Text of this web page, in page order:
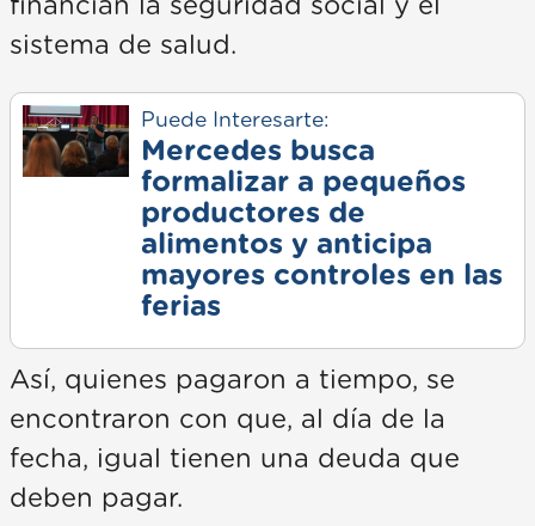
financian la seguridad social y el
sistema de salud.
Puede Interesarte:
Mercedes busca
formalizar a pequeños
productores de
alimentos y anticipa
mayores controles en las
ferias
Así, quienes pagaron a tiempo, se
encontraron con que, al día de la
fecha, igual tienen una deuda que
deben pagar.